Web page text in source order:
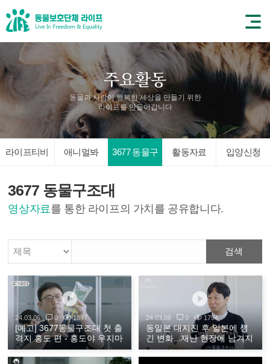
동물과 사람이 행복한 세상을 만들기 위한
라이프를 만들어갑니다
라이프티비 애니멀봐 3677 동물구 활동자료 입양신청
3677 동물구조대
영상자료를 통한 라이프의 가치를 공유합니다.
검색
24.03.06 0 1897
[예고] 3677동물구조대 첫 출
격지 홍도 편 - 홍도야 우지마
라!
24.03.06 0 1794
동일본 대지진 후 일본에 생
긴 변화...재난 현장에 남겨지
는 반려동물 구호 방법을 일
본에게서 배우다! 3677동물